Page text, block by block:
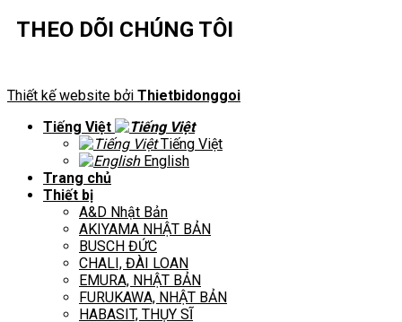
THEO DÕI CHÚNG TÔI
Thiết kế website bởi Thietbidonggoi
Tiếng Việt
Tiếng Việt
English
Trang chủ
Thiết bị
A&D Nhật Bản
AKIYAMA NHẬT BẢN
BUSCH ĐỨC
CHALI, ĐÀI LOAN
EMURA, NHẬT BẢN
FURUKAWA, NHẬT BẢN
HABASIT, THỤY SĨ